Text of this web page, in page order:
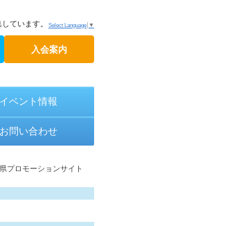
Select Language ▼
ています。
入会案内
イベント情報
お問い合わせ
プロモーションサイト